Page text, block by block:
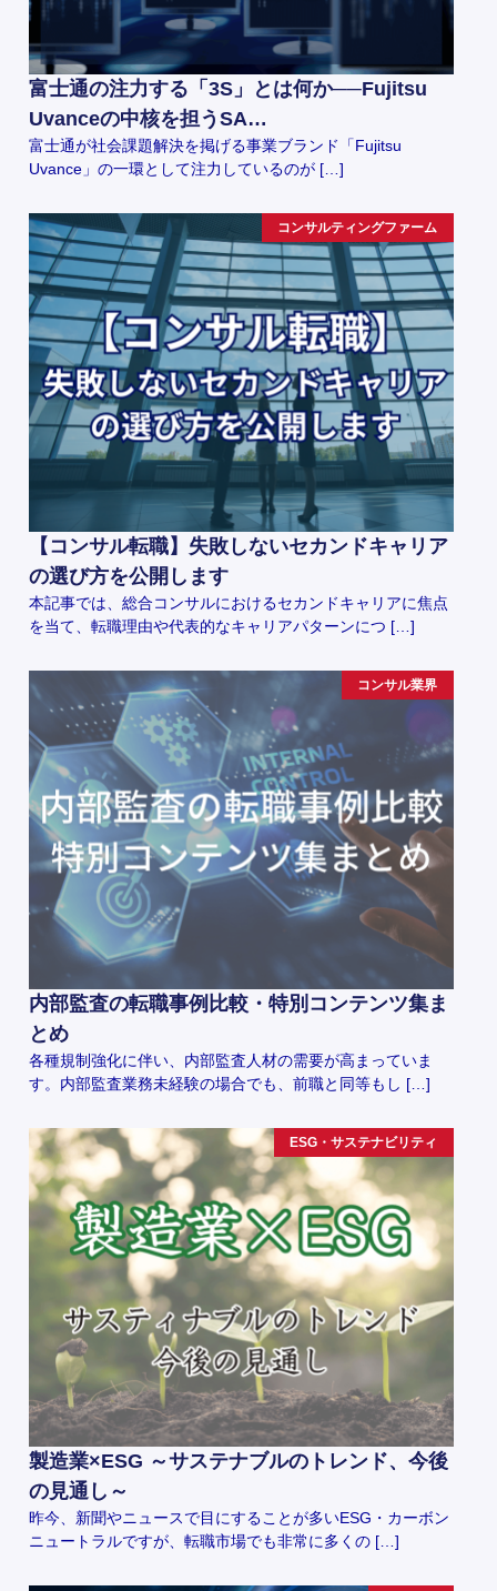
富士通の注力する「3S」とは何か──Fujitsu
Uvanceの中核を担うSA…
富士通が社会課題解決を掲げる事業ブランド「Fujitsu
Uvance」の一環として注力しているのが […]
コンサルティングファーム
【コンサル転職】失敗しないセカンドキャリア
の選び方を公開します
本記事では、総合コンサルにおけるセカンドキャリアに焦点
を当て、転職理由や代表的なキャリアパターンにつ […]
コンサル業界
内部監査の転職事例比較・特別コンテンツ集ま
とめ
各種規制強化に伴い、内部監査人材の需要が高まっていま
す。内部監査業務未経験の場合でも、前職と同等もし […]
ESG・サステナビリティ
製造業×ESG ～サステナブルのトレンド、今後
の見通し～
昨今、新聞やニュースで目にすることが多いESG・カーボン
ニュートラルですが、転職市場でも非常に多くの […]